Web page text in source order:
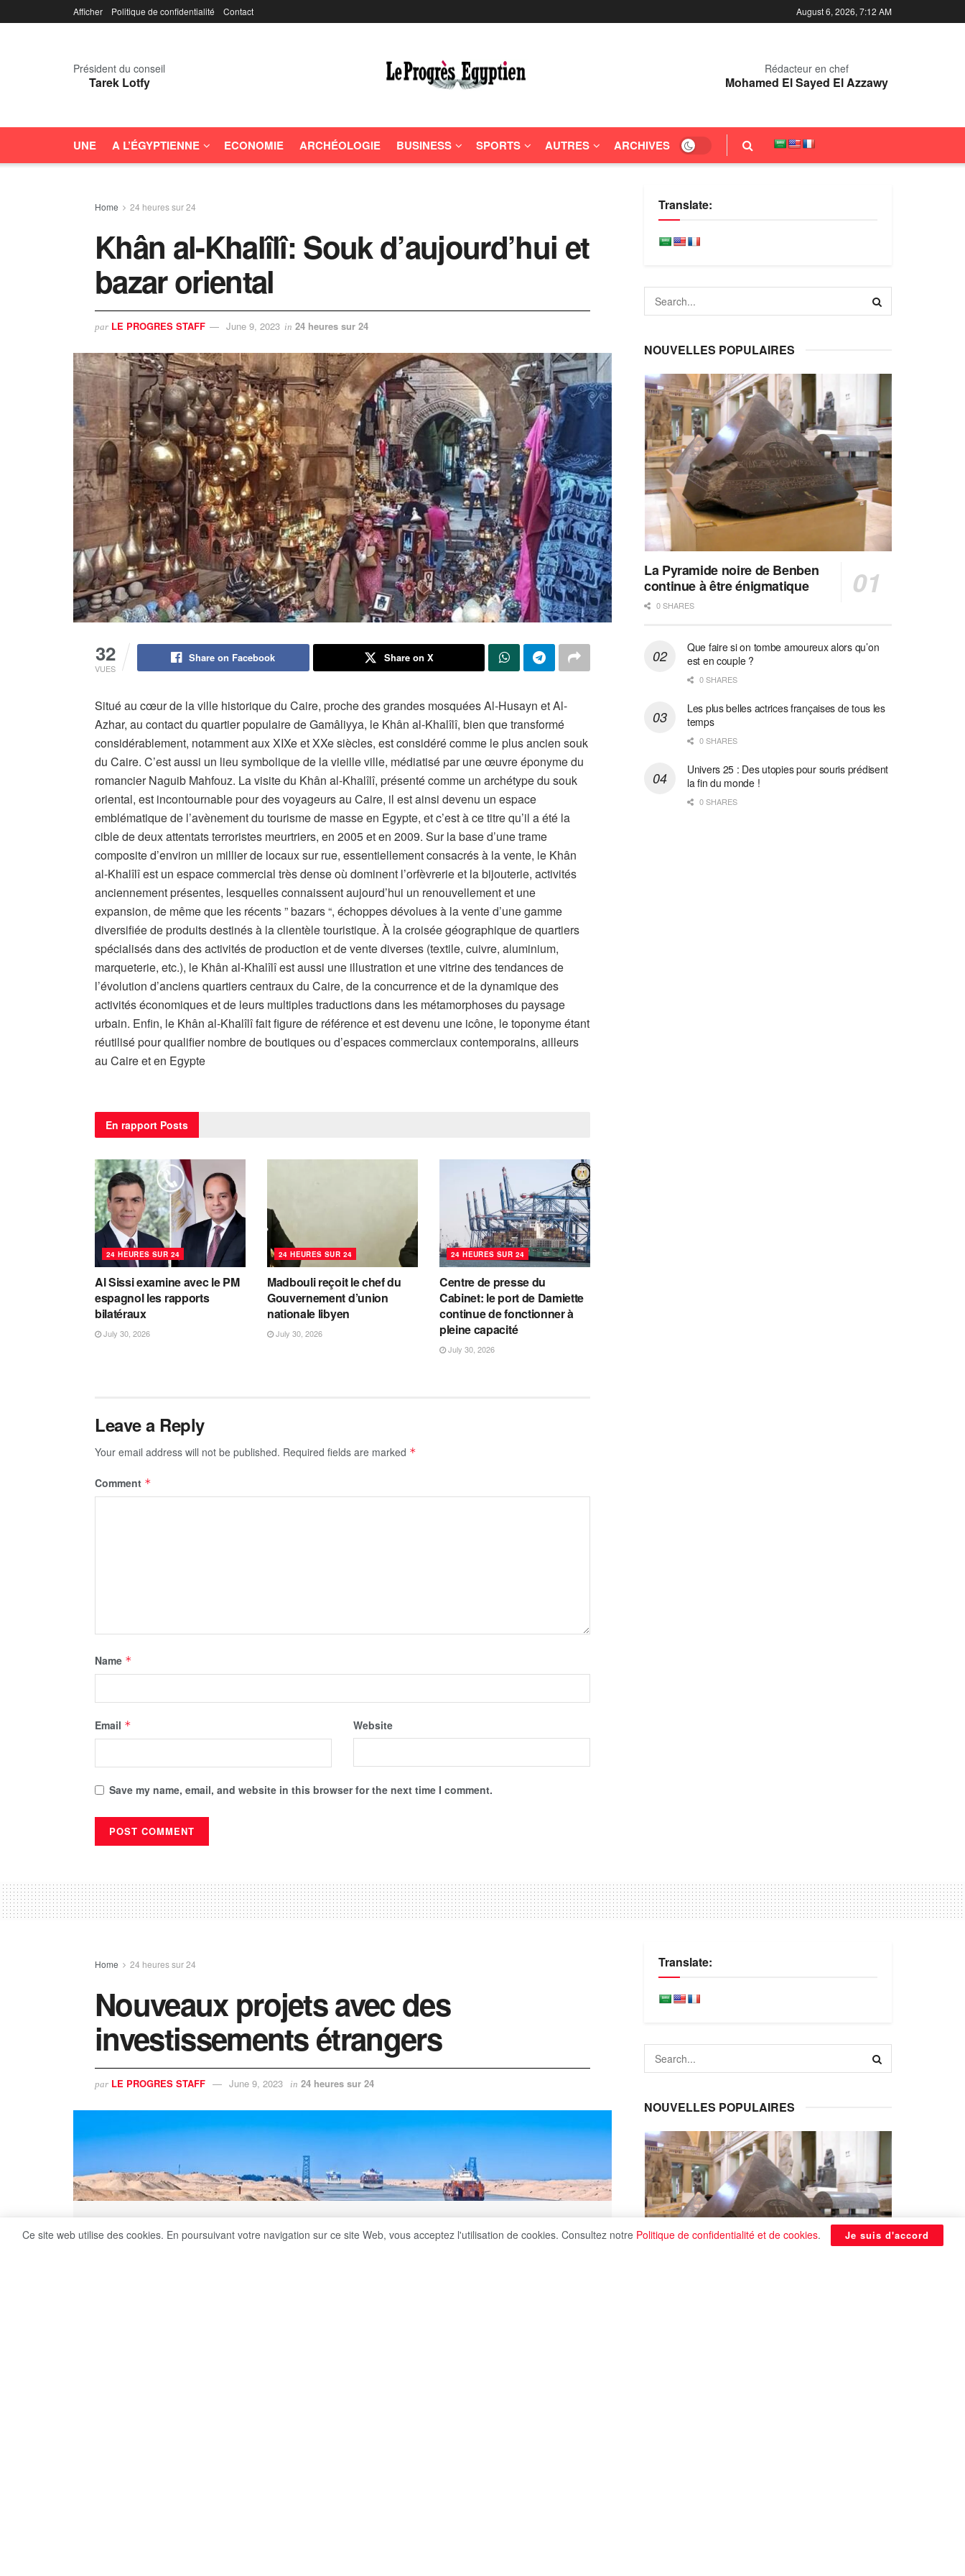
Afficher Politique de confidentialité Contact August 6, 2026, 7:12 AM
Président du conseil
Tarek Lotfy
Rédacteur en chef
Mohamed El Sayed El Azzawy
UNE A L’ÉGYPTIENNE ECONOMIE ARCHÉOLOGIE BUSINESS SPORTS AUTRES ARCHIVES
Home 24 heures sur 24
Khân al-Khalîlî: Souk d’aujourd’hui et
bazar oriental
par LE PROGRES STAFF June 9, 2023 in 24 heures sur 24
32
VUES
Share on Facebook Share on X
Situé au cœur de la ville historique du Caire, proche des grandes mosquées Al-Husayn et Al-
Azhar, au contact du quartier populaire de Gamâliyya, le Khân al-Khalîlî, bien que transformé
considérablement, notamment aux XIXe et XXe siècles, est considéré comme le plus ancien souk
du Caire. C’est aussi un lieu symbolique de la vieille ville, médiatisé par une œuvre éponyme du
romancier Naguib Mahfouz. La visite du Khân al-Khalîlî, présenté comme un archétype du souk
oriental, est incontournable pour des voyageurs au Caire, il est ainsi devenu un espace
emblématique de l’avènement du tourisme de masse en Egypte, et c’est à ce titre qu’il a été la
cible de deux attentats terroristes meurtriers, en 2005 et en 2009. Sur la base d’une trame
composite d’environ un millier de locaux sur rue, essentiellement consacrés à la vente, le Khân
al-Khalîlî est un espace commercial très dense où dominent l’orfèvrerie et la bijouterie, activités
anciennement présentes, lesquelles connaissent aujourd’hui un renouvellement et une
expansion, de même que les récents ” bazars “, échoppes dévolues à la vente d’une gamme
diversifiée de produits destinés à la clientèle touristique. À la croisée géographique de quartiers
spécialisés dans des activités de production et de vente diverses (textile, cuivre, aluminium,
marqueterie, etc.), le Khân al-Khalîlî est aussi une illustration et une vitrine des tendances de
l’évolution d’anciens quartiers centraux du Caire, de la concurrence et de la dynamique des
activités économiques et de leurs multiples traductions dans les métamorphoses du paysage
urbain. Enfin, le Khân al-Khalîlî fait figure de référence et est devenu une icône, le toponyme étant
réutilisé pour qualifier nombre de boutiques ou d’espaces commerciaux contemporains, ailleurs
au Caire et en Egypte
En rapport Posts
24 HEURES SUR 24
Al Sissi examine avec le PM
espagnol les rapports
bilatéraux
July 30, 2026
24 HEURES SUR 24
Madbouli reçoit le chef du
Gouvernement d’union
nationale libyen
July 30, 2026
24 HEURES SUR 24
Centre de presse du
Cabinet: le port de Damiette
continue de fonctionner à
pleine capacité
July 30, 2026
Leave a Reply
Your email address will not be published. Required fields are marked *
Comment *
Name *
Email * Website
Save my name, email, and website in this browser for the next time I comment.
Translate:
NOUVELLES POPULAIRES
La Pyramide noire de Benben
continue à être énigmatique
0 SHARES
Que faire si on tombe amoureux alors qu’on
est en couple ?
0 SHARES
Les plus belles actrices françaises de tous les
temps
0 SHARES
Univers 25 : Des utopies pour souris prédisent
la fin du monde !
0 SHARES
Home 24 heures sur 24
Nouveaux projets avec des
investissements étrangers
par LE PROGRES STAFF June 9, 2023 in 24 heures sur 24
Translate:
NOUVELLES POPULAIRES
Ce site web utilise des cookies. En poursuivant votre navigation sur ce site Web, vous acceptez l'utilisation de cookies. Consultez notre Politique de confidentialité et de cookies. Je suis d'accord